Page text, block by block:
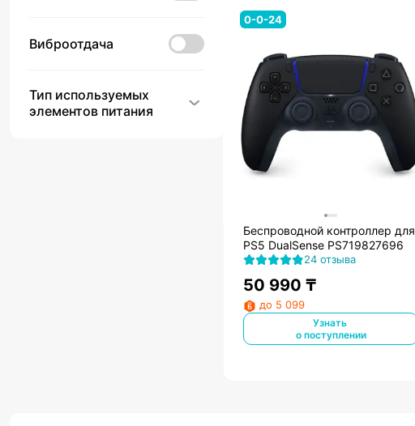
Виброотдача
Тип используемых
элементов питания
0-0-24
Беспроводной контроллер для
PS5 DualSense PS719827696
24 отзыва
50 990 ₸
до 5 099
Узнать
о поступлении